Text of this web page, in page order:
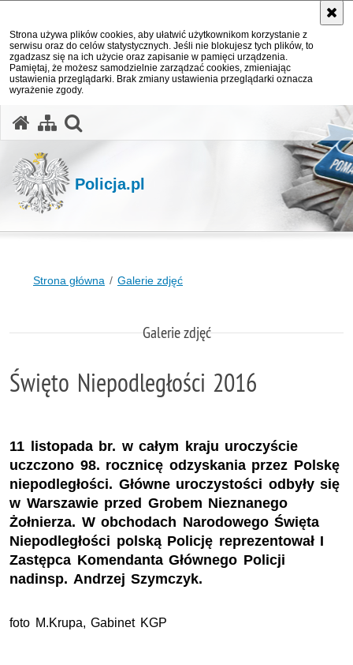
Strona używa plików cookies, aby ułatwić użytkownikom korzystanie z
serwisu oraz do celów statystycznych. Jeśli nie blokujesz tych plików, to
zgadzasz się na ich użycie oraz zapisanie w pamięci urządzenia.
Pamiętaj, że możesz samodzielnie zarządzać cookies, zmieniając
ustawienia przeglądarki. Brak zmiany ustawienia przeglądarki oznacza
wyrażenie zgody.
Policja.pl
Strona główna Galerie zdjęć
Galerie zdjęć
Święto Niepodległości 2016
11 listopada br. w całym kraju uroczyście
uczczono 98. rocznicę odzyskania przez Polskę
niepodległości. Główne uroczystości odbyły się
w Warszawie przed Grobem Nieznanego
Żołnierza. W obchodach Narodowego Święta
Niepodległości polską Policję reprezentował I
Zastępca Komendanta Głównego Policji
nadinsp. Andrzej Szymczyk.
foto M.Krupa, Gabinet KGP